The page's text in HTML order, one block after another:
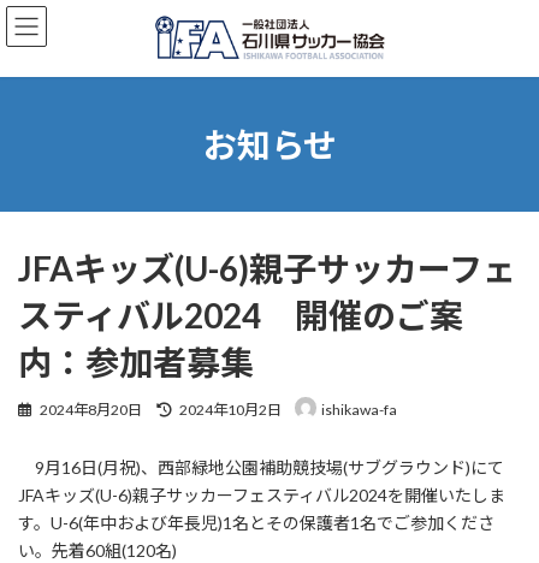
コ
ン
ン
ナ
ビ
ー
お知らせ
JFAキッズ(U-6)親子サッカーフェ
スティバル2024 開催のご案
内：参加者募集
2024年8月20日
最
新
日
時
:
2024年10月2日 ishikawa-fa
9月16日(月祝)、西部緑地公園補助競技場(サブグラウンド)にて
JFAキッズ(U-6)親子サッカーフェスティバル2024を開催いたしま
す。U-6(年中および年長児)1名とその保護者1名でご参加くださ
い。先着60組(120名)